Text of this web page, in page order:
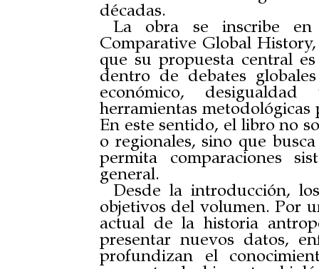
décadas.
La obra se inscribe en
Comparative Global
que su propuesta central
dentro de debates
económico,
herramientas
En este sentido, el libro no
o regionales, sino que
permita comparaciones
general.
Desde la introducción,
objetivos del volumen. Por
actual de la historia
presentar nuevos datos,
profundizan el